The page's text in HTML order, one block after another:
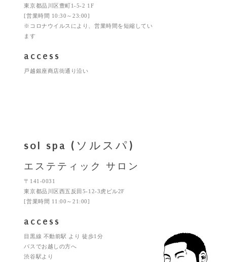
東京都品川区豊町1-5-2 1F
[営業時間 10:30～23:00]
※コロナウイルスにより、営業時間を短縮してい
ます
access
戸越銀座商店街通り沿い
sol spa (ソルスパ)
エステティック サロン
〒141-0031
東京都品川区西五反田5-12-3虎ビル2F
[営業時間 11:00～21:00]
access
目黒線 不動前駅 より 徒歩1分
バスでお越しの方へ
渋谷駅より